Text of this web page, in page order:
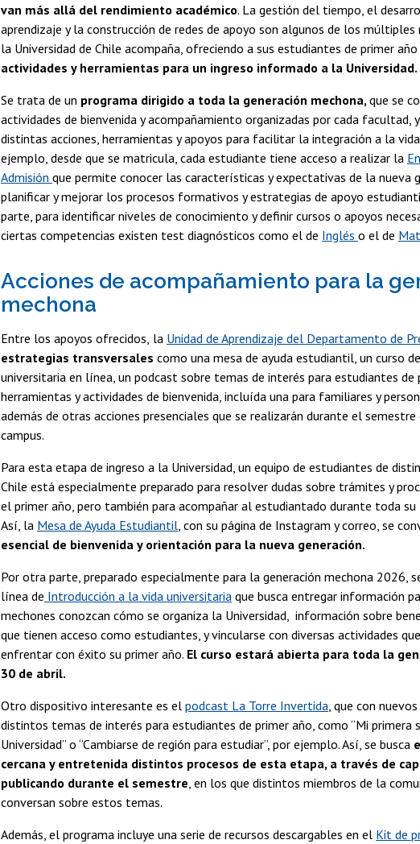
van más allá del rendimiento académico. La gestión del tiempo, el
aprendizaje y la construcción de redes de apoyo son algunos de los
la Universidad de Chile acompaña, ofreciendo a sus estudiantes de primer año
actividades y herramientas para un ingreso informado a la Universidad.
Se trata de un programa dirigido a toda la generación mechona, que se
actividades de bienvenida y acompañamiento organizadas por cada facultad,
distintas acciones, herramientas y apoyos para facilitar la integración a la
ejemplo, desde que se matricula, cada estudiante tiene acceso a realizar la
Admisión que permite conocer las características y expectativas de la nueva
planificar y mejorar los procesos formativos y estrategias de apoyo
parte, para identificar niveles de conocimiento y definir cursos o apoyos
ciertas competencias existen test diagnósticos como el de Inglés o el de
Acciones de acompañamiento para la
mechona
Entre los apoyos ofrecidos, la Unidad de Aprendizaje del Departamento de
estrategias transversales como una mesa de ayuda estudiantil, un curso
universitaria en línea, un podcast sobre temas de interés para estudiantes de
herramientas y actividades de bienvenida, incluída una para familiares y
además de otras acciones presenciales que se realizarán durante el
campus.
Para esta etapa de ingreso a la Universidad, un equipo de estudiantes de
Chile está especialmente preparado para resolver dudas sobre trámites y
el primer año, pero también para acompañar al estudiantado durante toda
Así, la Mesa de Ayuda Estudiantil , con su página de Instagram y correo, se
esencial de bienvenida y orientación para la nueva generación.
Por otra parte, preparado especialmente para la generación mechona 2026,
línea de Introducción a la vida universitaria que busca entregar información
mechones conozcan cómo se organiza la Universidad, información sobre
que tienen acceso como estudiantes, y vincularse con diversas actividades
enfrentar con éxito su primer año. El curso estará abierta para toda la
30 de abril.
Otro dispositivo interesante es el podcast La Torre Invertida , que con
distintos temas de interés para estudiantes de primer año, como “Mi primera
Universidad” o “Cambiarse de región para estudiar”, por ejemplo. Así, se busca
cercana y entretenida distintos procesos de esta etapa, a través de
publicando durante el semestre , en los que distintos miembros de la
conversan sobre estos temas.
Además, el programa incluye una serie de recursos descargables en el Kit de